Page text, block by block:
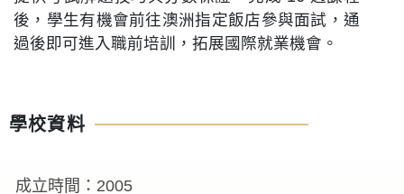
後，學生有機會前往澳洲指定飯店參與面試，通
過後即可進入職前培訓，拓展國際就業機會。
學校資料
成立時間：2005